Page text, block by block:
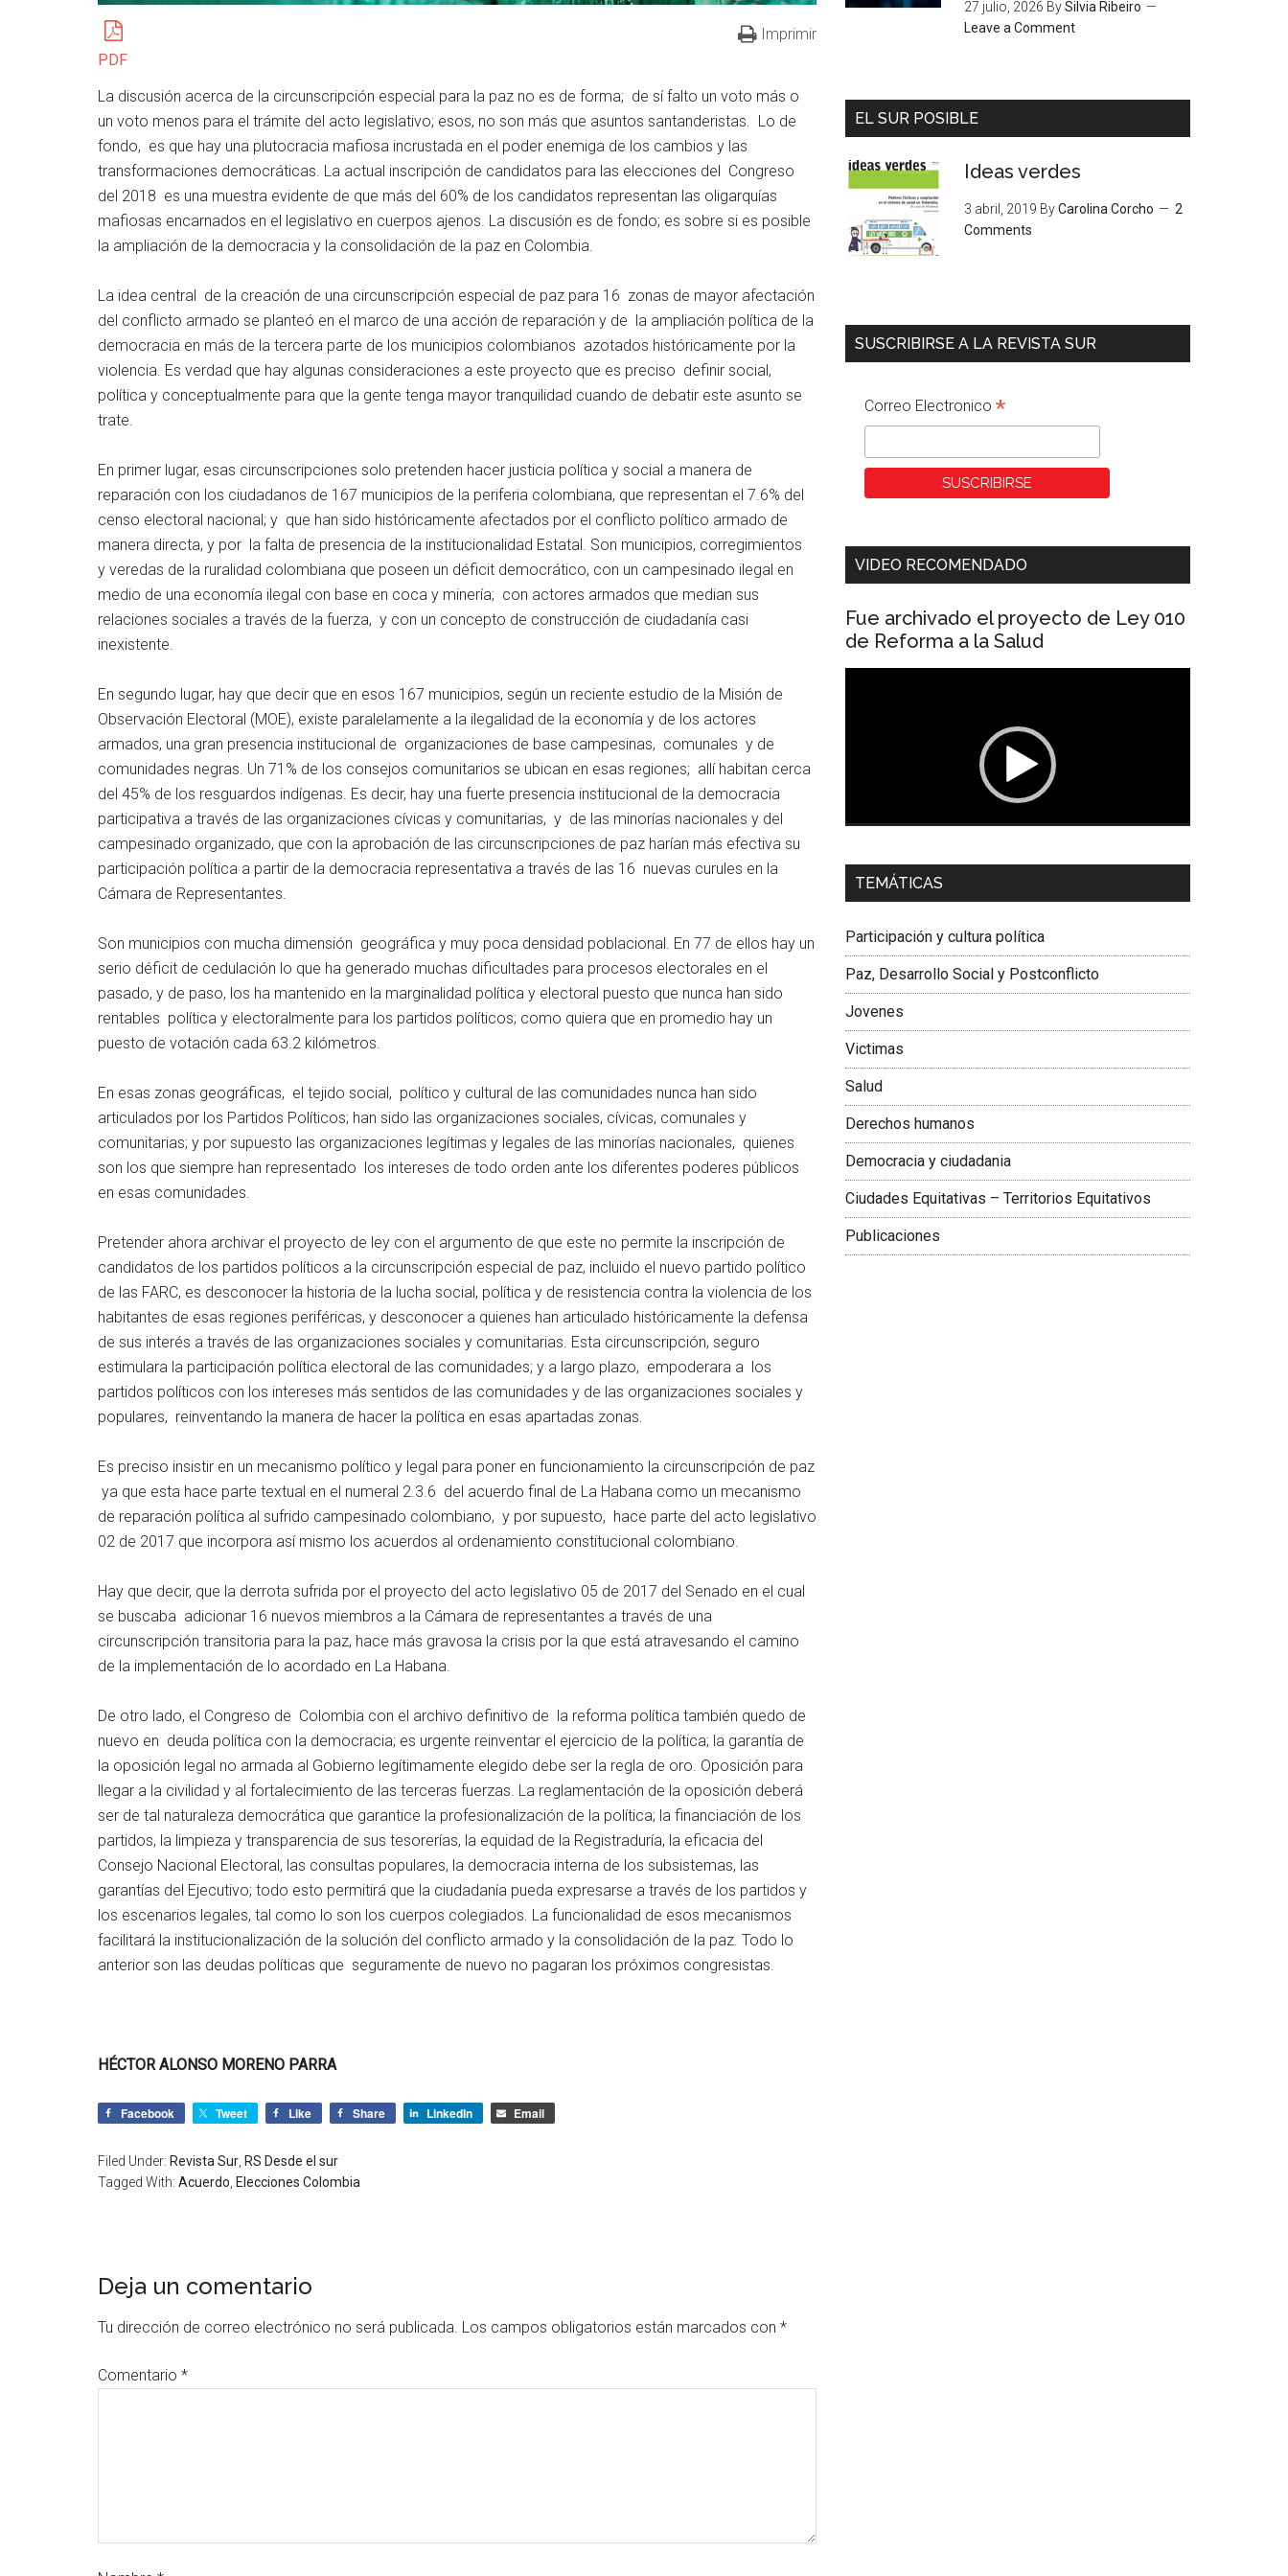
PDF
Imprimir
La discusión acerca de la circunscripción especial para la paz no es de forma; de sí falto un voto más o
un voto menos para el trámite del acto legislativo; esos, no son más que asuntos santanderistas. Lo de
fondo, es que hay una plutocracia mafiosa incrustada en el poder enemiga de los cambios y las
transformaciones democráticas. La actual inscripción de candidatos para las elecciones del Congreso
del 2018 es una muestra evidente de que más del 60% de los candidatos representan las oligarquías
mafiosas encarnados en el legislativo en cuerpos ajenos. La discusión es de fondo; es sobre si es posible
la ampliación de la democracia y la consolidación de la paz en Colombia.
La idea central de la creación de una circunscripción especial de paz para 16 zonas de mayor afectación
del conflicto armado se planteó en el marco de una acción de reparación y de la ampliación política de la
democracia en más de la tercera parte de los municipios colombianos azotados históricamente por la
violencia. Es verdad que hay algunas consideraciones a este proyecto que es preciso definir social,
política y conceptualmente para que la gente tenga mayor tranquilidad cuando de debatir este asunto se
trate.
En primer lugar, esas circunscripciones solo pretenden hacer justicia política y social a manera de
reparación con los ciudadanos de 167 municipios de la periferia colombiana, que representan el 7.6% del
censo electoral nacional; y que han sido históricamente afectados por el conflicto político armado de
manera directa, y por la falta de presencia de la institucionalidad Estatal. Son municipios, corregimientos
y veredas de la ruralidad colombiana que poseen un déficit democrático, con un campesinado ilegal en
medio de una economía ilegal con base en coca y minería; con actores armados que median sus
relaciones sociales a través de la fuerza, y con un concepto de construcción de ciudadanía casi
inexistente.
En segundo lugar, hay que decir que en esos 167 municipios, según un reciente estudio de la Misión de
Observación Electoral (MOE), existe paralelamente a la ilegalidad de la economía y de los actores
armados, una gran presencia institucional de organizaciones de base campesinas, comunales y de
comunidades negras. Un 71% de los consejos comunitarios se ubican en esas regiones; allí habitan cerca
del 45% de los resguardos indígenas. Es decir, hay una fuerte presencia institucional de la democracia
participativa a través de las organizaciones cívicas y comunitarias, y de las minorías nacionales y del
campesinado organizado, que con la aprobación de las circunscripciones de paz harían más efectiva su
participación política a partir de la democracia representativa a través de las 16 nuevas curules en la
Cámara de Representantes.
Son municipios con mucha dimensión geográfica y muy poca densidad poblacional. En 77 de ellos hay un
serio déficit de cedulación lo que ha generado muchas dificultades para procesos electorales en el
pasado, y de paso, los ha mantenido en la marginalidad política y electoral puesto que nunca han sido
rentables política y electoralmente para los partidos políticos; como quiera que en promedio hay un
puesto de votación cada 63.2 kilómetros.
En esas zonas geográficas, el tejido social, político y cultural de las comunidades nunca han sido
articulados por los Partidos Políticos; han sido las organizaciones sociales, cívicas, comunales y
comunitarias; y por supuesto las organizaciones legítimas y legales de las minorías nacionales, quienes
son los que siempre han representado los intereses de todo orden ante los diferentes poderes públicos
en esas comunidades.
Pretender ahora archivar el proyecto de ley con el argumento de que este no permite la inscripción de
candidatos de los partidos políticos a la circunscripción especial de paz, incluido el nuevo partido político
de las FARC, es desconocer la historia de la lucha social, política y de resistencia contra la violencia de los
habitantes de esas regiones periféricas, y desconocer a quienes han articulado históricamente la defensa
de sus interés a través de las organizaciones sociales y comunitarias. Esta circunscripción, seguro
estimulara la participación política electoral de las comunidades; y a largo plazo, empoderara a los
partidos políticos con los intereses más sentidos de las comunidades y de las organizaciones sociales y
populares, reinventando la manera de hacer la política en esas apartadas zonas.
Es preciso insistir en un mecanismo político y legal para poner en funcionamiento la circunscripción de paz
ya que esta hace parte textual en el numeral 2.3.6 del acuerdo final de La Habana como un mecanismo
de reparación política al sufrido campesinado colombiano, y por supuesto, hace parte del acto legislativo
02 de 2017 que incorpora así mismo los acuerdos al ordenamiento constitucional colombiano.
Hay que decir, que la derrota sufrida por el proyecto del acto legislativo 05 de 2017 del Senado en el cual
se buscaba adicionar 16 nuevos miembros a la Cámara de representantes a través de una
circunscripción transitoria para la paz, hace más gravosa la crisis por la que está atravesando el camino
de la implementación de lo acordado en La Habana.
De otro lado, el Congreso de Colombia con el archivo definitivo de la reforma política también quedo de
nuevo en deuda política con la democracia; es urgente reinventar el ejercicio de la política; la garantía de
la oposición legal no armada al Gobierno legítimamente elegido debe ser la regla de oro. Oposición para
llegar a la civilidad y al fortalecimiento de las terceras fuerzas. La reglamentación de la oposición deberá
ser de tal naturaleza democrática que garantice la profesionalización de la política; la financiación de los
partidos, la limpieza y transparencia de sus tesorerías, la equidad de la Registraduría, la eficacia del
Consejo Nacional Electoral, las consultas populares, la democracia interna de los subsistemas, las
garantías del Ejecutivo; todo esto permitirá que la ciudadanía pueda expresarse a través de los partidos y
los escenarios legales, tal como lo son los cuerpos colegiados. La funcionalidad de esos mecanismos
facilitará la institucionalización de la solución del conflicto armado y la consolidación de la paz. Todo lo
anterior son las deudas políticas que seguramente de nuevo no pagaran los próximos congresistas.
HÉCTOR ALONSO MORENO PARRA
Facebook Tweet Like Share LinkedIn Email
Filed Under: Revista Sur RS Desde el sur
Tagged With: Acuerdo Elecciones Colombia
Deja un comentario
Tu dirección de correo electrónico no será publicada. Los campos obligatorios están marcados con *
Comentario *
27 julio, 2026 BySilvia Ribeiro
Leave a Comment
EL SUR POSIBLE
Ideas verdes
3 abril, 2019 ByCarolina Corcho
2
Comments
SUSCRIBIRSE A LA REVISTA SUR
Correo Electronico *
VIDEO RECOMENDADO
Fue archivado el proyecto de Ley 010
de Reforma a la Salud
Dra. Carolina Corcho Mejía,
Latinoamericana Sur, Vicepresidenta Federación
TEMÁTICAS
Participación y cultura política
Paz, Desarrollo Social y Postconflicto
Jovenes
Victimas
Salud
Derechos humanos
Democracia y ciudadania
Ciudades Equitativas – Territorios Equitativos
Publicaciones